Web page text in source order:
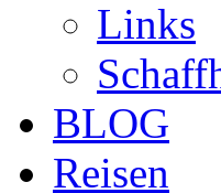
Links
BLOG
Reisen